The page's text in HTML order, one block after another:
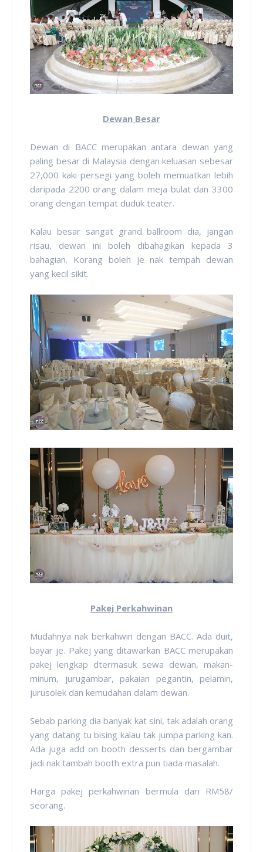
Dewan Besar
Dewan di BACC merupakan antara dewan yang
paling besar di Malaysia dengan keluasan sebesar
27,000 kaki persegi yang boleh memuatkan lebih
daripada 2200 orang dalam meja bulat dan 3300
orang dengan tempat duduk teater.
Kalau besar sangat grand ballroom dia, jangan
risau, dewan ini boleh dibahagikan kepada 3
bahagian. Korang boleh je nak tempah dewan
yang kecil sikit.
Pakej Perkahwinan
Mudahnya nak berkahwin dengan BACC. Ada duit,
bayar je. Pakej yang ditawarkan BACC merupakan
pakej lengkap dtermasuk sewa dewan, makan-
minum, jurugambar, pakaian pegantin, pelamin,
jurusolek dan kemudahan dalam dewan.
Sebab parking dia banyak kat sini, tak adalah orang
yang datang tu bising kalau tak jumpa parking kan.
Ada juga add on booth desserts dan bergambar
jadi nak tambah booth extra pun tiada masalah.
Harga pakej perkahwinan bermula dari RM58/
seorang.